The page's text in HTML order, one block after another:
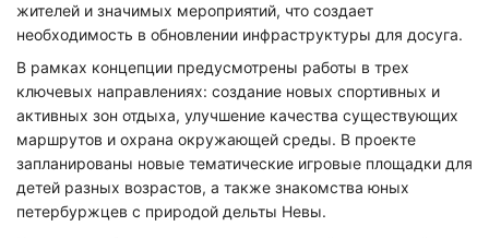
жителей и значимых мероприятий, что создает
необходимость в обновлении инфраструктуры для досуга.
В рамках концепции предусмотрены работы в трех
ключевых направлениях: создание новых спортивных и
активных зон отдыха, улучшение качества существующих
маршрутов и охрана окружающей среды. В проекте
запланированы новые тематические игровые площадки для
детей разных возрастов, а также знакомства юных
петербуржцев с природой дельты Невы.